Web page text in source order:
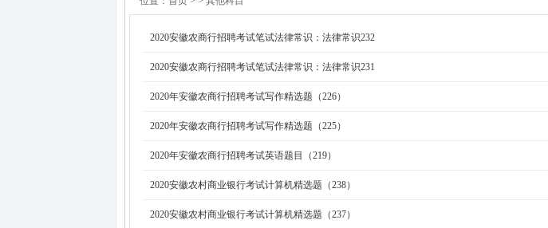
2020安徽农商行招聘考试笔试法律常识：法律常识232
2020安徽农商行招聘考试笔试法律常识：法律常识231
2020年安徽农商行招聘考试写作精选题（226）
2020年安徽农商行招聘考试写作精选题（225）
2020年安徽农商行招聘考试英语题目（219）
2020安徽农村商业银行考试计算机精选题（238）
2020安徽农村商业银行考试计算机精选题（237）